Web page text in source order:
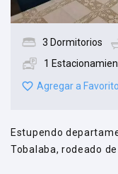
3 Dormitorios
1
Agregar a
Estupendo
Tobalaba, rodeado